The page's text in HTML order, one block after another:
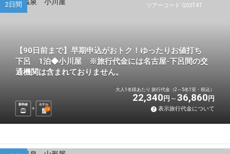
ツアーコード Q02T4T
2日間
【90日前まで】早期申込がおトク！ゆったりお値打ち
下呂 1泊◆小川屋 ※旅行代金には名古屋-下呂間の交
通機関は含まれておりません。
新幹線
ホテル
1 泊
大人1名様あたり 旅行代金（2～5名1室・税込）
22,340 円 36,860 円
表示旅行代金について